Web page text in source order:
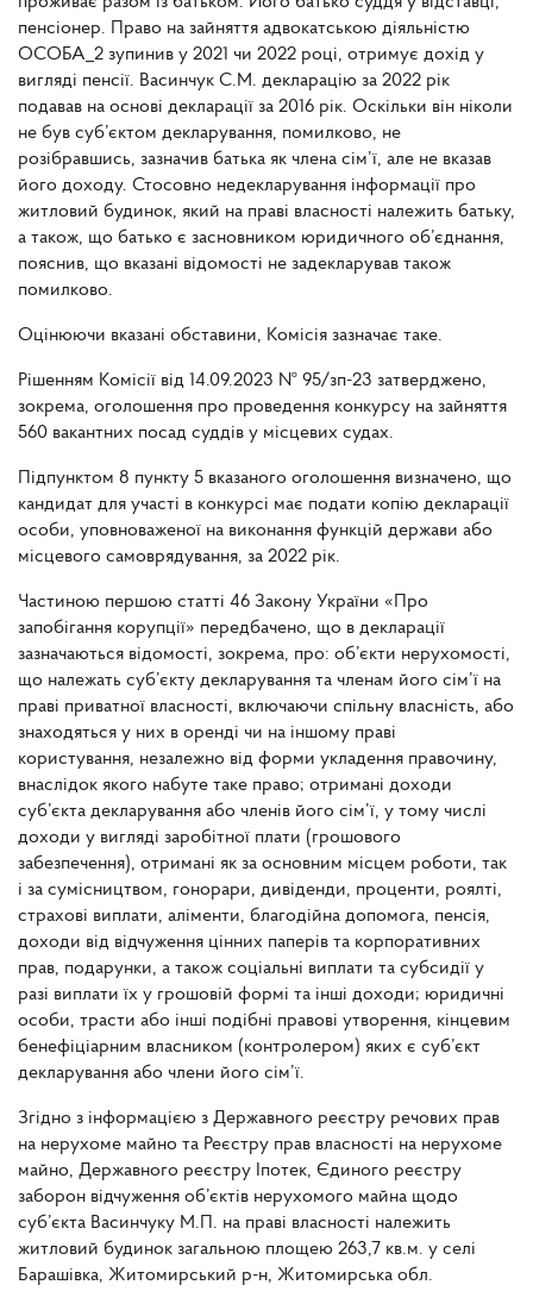
пенсіонер. Право на зайняття адвокатською діяльністю
ОСОБА_2 зупинив у 2021 чи 2022 році, отримує дохід у
вигляді пенсії. Васинчук С.М. декларацію за 2022 рік
подавав на основі декларації за 2016 рік. Оскільки він ніколи
не був суб’єктом декларування, помилково, не
розібравшись, зазначив батька як члена сім’ї, але не вказав
його доходу. Стосовно недекларування інформації про
житловий будинок, який на праві власності належить батьку,
а також, що батько є засновником юридичного об’єднання,
пояснив, що вказані відомості не задекларував також
помилково.
Оцінюючи вказані обставини, Комісія зазначає таке.
Рішенням Комісії від 14.09.2023 № 95/зп-23 затверджено,
зокрема, оголошення про проведення конкурсу на зайняття
560 вакантних посад суддів у місцевих судах.
Підпунктом 8 пункту 5 вказаного оголошення визначено, що
кандидат для участі в конкурсі має подати копію декларації
особи, уповноваженої на виконання функцій держави або
місцевого самоврядування, за 2022 рік.
Частиною першою статті 46 Закону України «Про
запобігання корупції» передбачено, що в декларації
зазначаються відомості, зокрема, про: об’єкти нерухомості,
що належать суб’єкту декларування та членам його сім’ї на
праві приватної власності, включаючи спільну власність, або
знаходяться у них в оренді чи на іншому праві
користування, незалежно від форми укладення правочину,
внаслідок якого набуте таке право; отримані доходи
суб’єкта декларування або членів його сім’ї, у тому числі
доходи у вигляді заробітної плати (грошового
забезпечення), отримані як за основним місцем роботи, так
і за сумісництвом, гонорари, дивіденди, проценти, роялті,
страхові виплати, аліменти, благодійна допомога, пенсія,
доходи від відчуження цінних паперів та корпоративних
прав, подарунки, а також соціальні виплати та субсидії у
разі виплати їх у грошовій формі та інші доходи; юридичні
особи, трасти або інші подібні правові утворення, кінцевим
бенефіціарним власником (контролером) яких є суб’єкт
декларування або члени його сім’ї.
Згідно з інформацією з Державного реєстру речових прав
на нерухоме майно та Реєстру прав власності на нерухоме
майно, Державного реєстру Іпотек, Єдиного реєстру
заборон відчуження об’єктів нерухомого майна щодо
суб’єкта Васинчуку М.П. на праві власності належить
житловий будинок загальною площею 263,7 кв.м. у селі
Барашівка, Житомирський р-н, Житомирська обл.